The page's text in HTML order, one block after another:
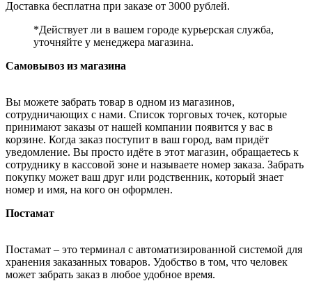
Доставка бесплатна при заказе от 3000 рублей.
*Действует ли в вашем городе курьерская служба,
уточняйте у менеджера магазина.
Самовывоз из магазина
Вы можете забрать товар в одном из магазинов,
сотрудничающих с нами. Список торговых точек, которые
принимают заказы от нашей компании появится у вас в
корзине. Когда заказ поступит в ваш город, вам придёт
уведомление. Вы просто идёте в этот магазин, обращаетесь к
сотруднику в кассовой зоне и называете номер заказа. Забрать
покупку может ваш друг или родственник, который знает
номер и имя, на кого он оформлен.
Постамат
Постамат – это терминал с автоматизированной системой для
хранения заказанных товаров. Удобство в том, что человек
может забрать заказ в любое удобное время.